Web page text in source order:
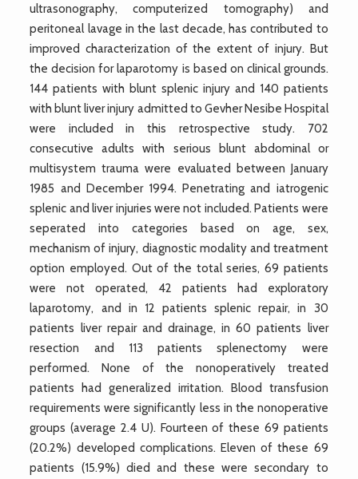
ultrasonography, computerized tomography) and
peritoneal lavage in the last decade, has contributed to
improved characterization of the extent of injury. But
the decision for laparotomy is based on clinical grounds.
144 patients with blunt splenic injury and 140 patients
with blunt liver injury admitted to Gevher Nesibe Hospital
were included in this retrospective study. 702
consecutive adults with serious blunt abdominal or
multisystem trauma were evaluated between January
1985 and December 1994. Penetrating and iatrogenic
splenic and liver injuries were not included. Patients were
seperated into categories based on age, sex,
mechanism of injury, diagnostic modality and treatment
option employed. Out of the total series, 69 patients
were not operated, 42 patients had exploratory
laparotomy, and in 12 patients splenic repair, in 30
patients liver repair and drainage, in 60 patients liver
resection and 113 patients splenectomy were
performed. None of the nonoperatively treated
patients had generalized irritation. Blood transfusion
requirements were significantly less in the nonoperative
groups (average 2.4 U). Fourteen of these 69 patients
(20.2%) developed complications. Eleven of these 69
patients (15.9%) died and these were secondary to